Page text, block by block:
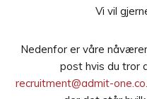
Vi vil
Nedenfor er våre
post hvis du tror
recruitment@admit-